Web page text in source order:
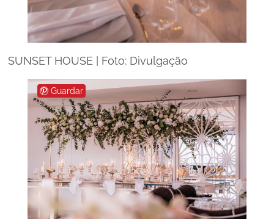
SUNSET HOUSE | Foto: Divulgação
Guardar